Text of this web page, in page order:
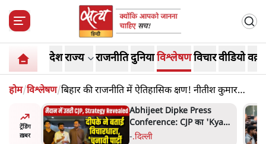
देशराज्य राजनीतिदुनियाविश्लेषणविचारवीडियो
होम/विश्लेषण/बिहार की राजनीति में ऐतिहासिक क्षण! नीतीश कुमार
दसवीं बार BIHAR CM
ट्रेंडिंग
ख़बर
' अंडों
सेनानी
Abhijeet Dipke Press
Conference: CJP का 'Kya
Bolti Public' अभियान, चुनाव
-.दिल्ली